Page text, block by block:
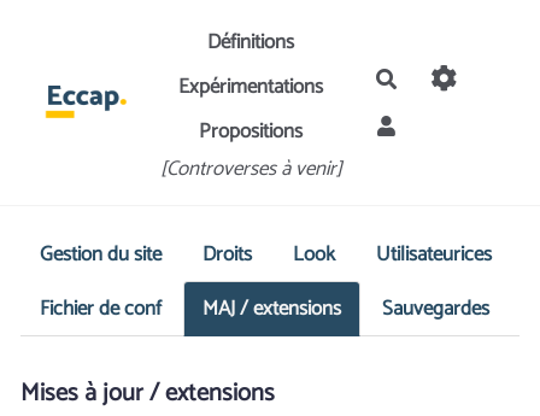
Aller au contenu principalDéfinitions
Expérimentations
Propositions
[Controverses à venir]
Rechercher
Gestion du site Droits Look
Utilisateurices
Fichier de conf
MAJ / extensions Sauvegardes
Mises à jour / extensions